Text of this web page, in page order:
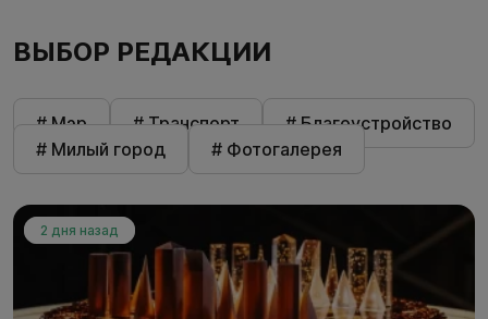
ВЫБОР РЕДАКЦИИ
# Мэр # Транспорт
# Благоустройство
# Милый город
# Фотогалерея
2 дня назад